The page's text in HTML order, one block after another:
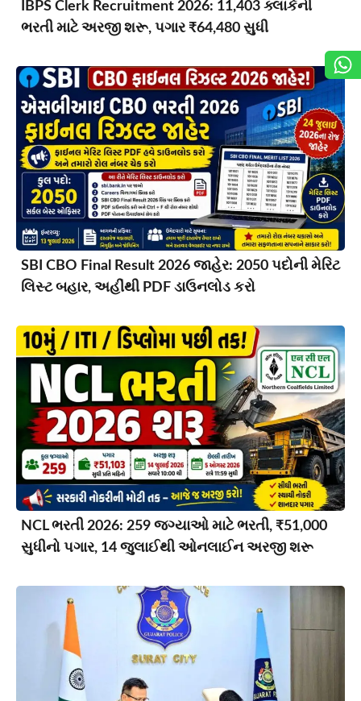
IBPS Clerk Recruitment 2026: 11,403 ક્લાર્કની
ભરતી માટે અરજી શરૂ, પગાર ₹64,480 સુધી
SBI CBO Final Result 2026 જાહેર: 2050 પદોની મેરિટ
લિસ્ટ બહાર, અહીંથી PDF ડાઉનલોડ કરો
NCL ભરતી 2026: 259 જગ્યાઓ માટે ભરતી, ₹51,000
સુધીનો પગાર, 14 જુલાઈથી ઓનલાઈન અરજી શરૂ